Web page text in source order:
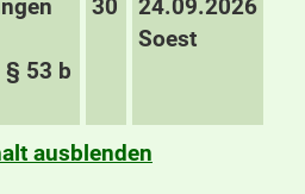
53 b
30
24.09.2026
Soest
ausblenden